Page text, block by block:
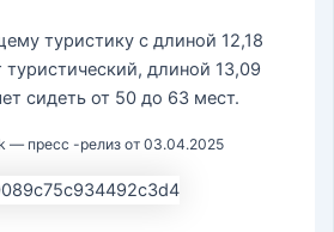
туристику с длиной 12,18
длиной 13,09
сидеть от 50 до 63 мест.
— пресс -релиз от 03.04.2025